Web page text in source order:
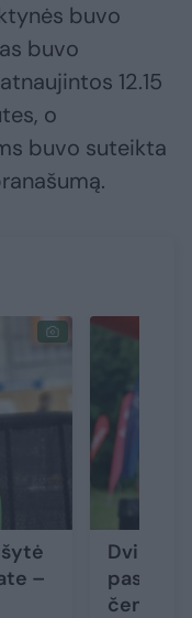
buvo
buvo
12.15
o
buvo suteikta
–